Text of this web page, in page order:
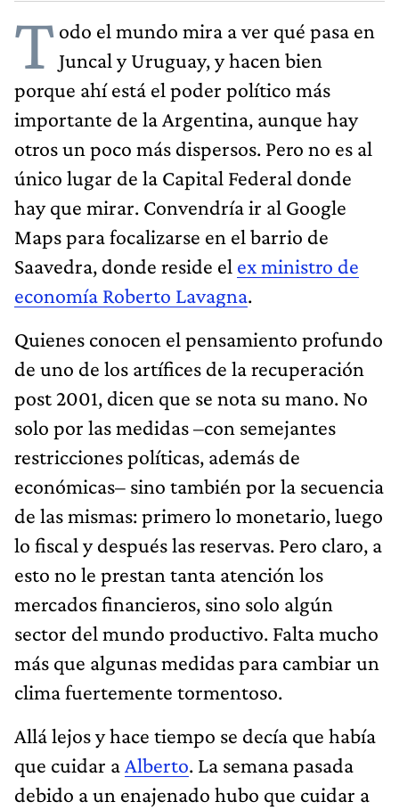
T odo el mundo mira a ver qué pasa en
Juncal y Uruguay, y hacen bien
porque ahí está el poder político más
importante de la Argentina, aunque hay
otros un poco más dispersos. Pero no es al
único lugar de la Capital Federal donde
hay que mirar. Convendría ir al Google
Maps para focalizarse en el barrio de
Saavedra, donde reside el ex ministro de
economía Roberto Lavagna.
Quienes conocen el pensamiento profundo
de uno de los artífices de la recuperación
post 2001, dicen que se nota su mano. No
solo por las medidas –con semejantes
restricciones políticas, además de
económicas– sino también por la secuencia
de las mismas: primero lo monetario, luego
lo fiscal y después las reservas. Pero claro, a
esto no le prestan tanta atención los
mercados financieros, sino solo algún
sector del mundo productivo. Falta mucho
más que algunas medidas para cambiar un
clima fuertemente tormentoso.
Allá lejos y hace tiempo se decía que había
que cuidar a Alberto. La semana pasada
debido a un enajenado hubo que cuidar a